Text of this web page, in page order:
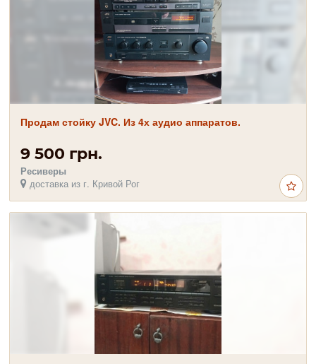
Продам стойку JVC. Из 4х аудио аппаратов.
9 500 грн.
Ресиверы
доставка из г. Кривой Рог